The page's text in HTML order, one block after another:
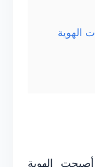
الهوية
الهوية